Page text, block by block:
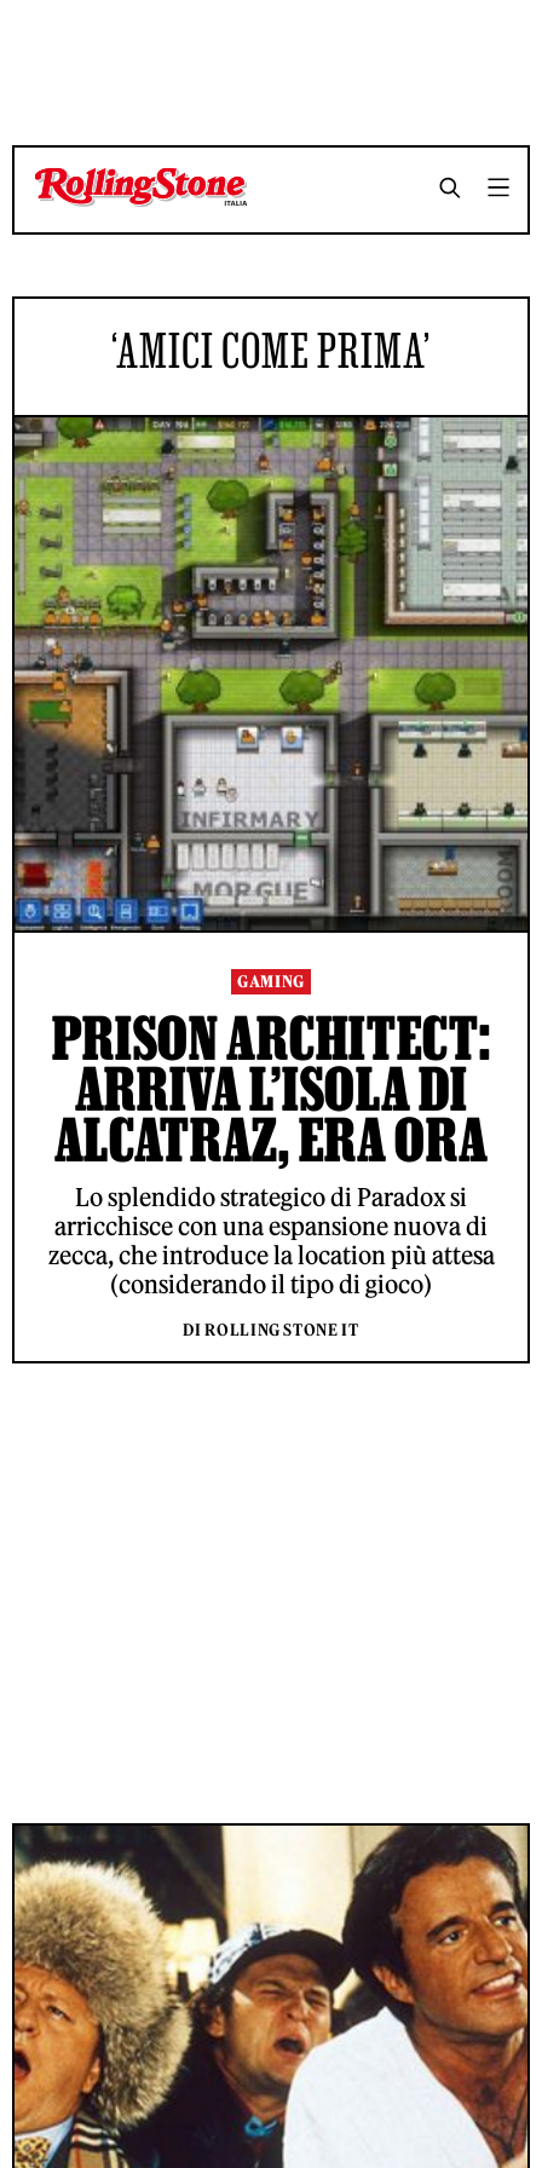
‘AMICI COME PRIMA’
GAMING
PRISON ARCHITECT:
ARRIVA L’ISOLA DI
ALCATRAZ, ERA ORA
Lo splendido strategico di Paradox si
arricchisce con una espansione nuova di
zecca, che introduce la location più attesa
(considerando il tipo di gioco)
DI ROLLING STONE IT